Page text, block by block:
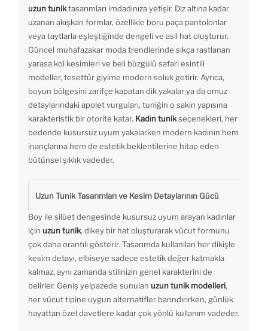
uzun tuniktasarımları imdadınıza yetişir. Diz altına kadar
uzanan akışkan formlar, özellikle boru paça pantolonlar
veya taytlarla eşleştiğinde dengeli ve asil hat oluşturur.
Güncel muhafazakar moda trendlerinde sıkça rastlanan
yarasa kol kesimleri ve beli büzgülü safari esintili
modeller, tesettür giyime modern soluk getirir. Ayrıca,
boyun bölgesini zarifçe kapatan dik yakalar ya da omuz
detaylarındaki apolet vurguları, tuniğin o sakin yapısına
karakteristik bir otorite katar. Kadın tunikseçenekleri, her
bedende kusursuz uyum yakalarken modern kadının hem
inançlarına hem de estetik beklentilerine hitap eden
bütünsel şıklık vadeder.
Uzun Tunik Tasarımları ve Kesim Detaylarının Gücü
Boy ile silüet dengesinde kusursuz uyum arayan kadınlar
için uzun tunik, dikey bir hat oluşturarak vücut formunu
çok daha orantılı gösterir. Tasarımda kullanılan her dikişle
kesim detayı, elbiseye sadece estetik değer katmakla
kalmaz, aynı zamanda stilinizin genel karakterini de
belirler. Geniş yelpazede sunulan uzun tunik modelleri,
her vücut tipine uygun alternatifler barındırırken, günlük
hayattan özel davetlere kadar çok yönlü kullanım vadeder.